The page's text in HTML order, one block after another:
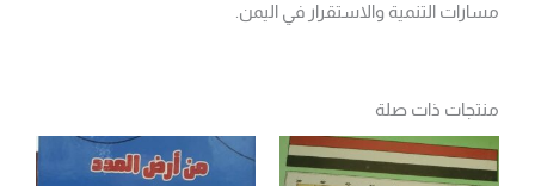
مسارات التنمية والاستقرار في اليمن.
منتجات ذات صلة